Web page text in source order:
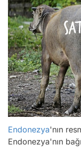
Endonezya'nın
Endonezya'nın